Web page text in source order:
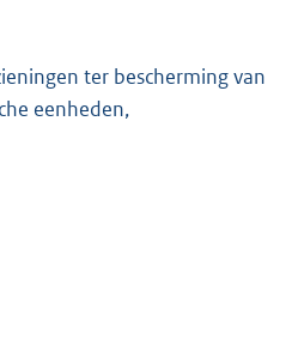
ter bescherming van
eenheden,